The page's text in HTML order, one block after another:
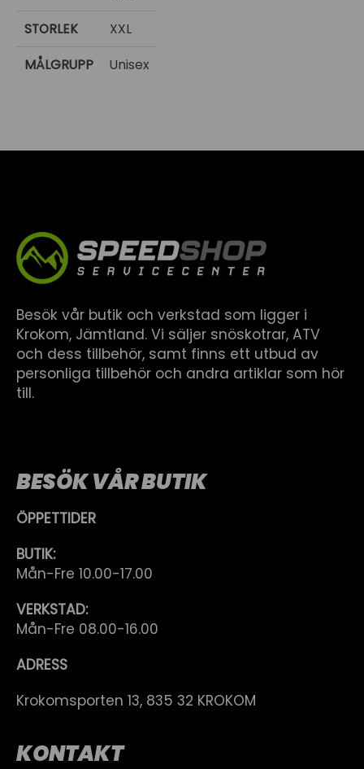
STORLEK XXL
MÅLGRUPP Unisex
Besök vår butik och verkstad som ligger i
Krokom, Jämtland. Vi säljer snöskotrar, ATV
och dess tillbehör, samt finns ett utbud av
personliga tillbehör och andra artiklar som hör
till.
BESÖK VÅR BUTIK
ÖPPETTIDER
BUTIK:
Mån-Fre 10.00-17.00
VERKSTAD:
Mån-Fre 08.00-16.00
ADRESS
Krokomsporten 13, 835 32 KROKOM
KONTAKT